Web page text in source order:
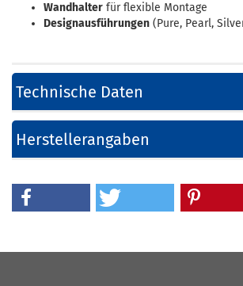
Wandhalter für flexible Montage
Designausführungen (Pure, Pearl,
Technische Daten
Herstellerangaben